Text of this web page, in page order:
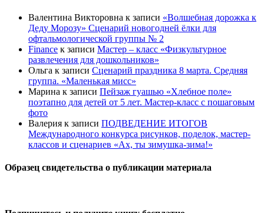
Валентина Викторовна к записи «Волшебная дорожка к
Деду Морозу» Сценарий новогодней ёлки для
офтальмологической группы № 2
Finance к записи Мастер – класс «Физкультурное
развлечения для дошкольников»
Ольга к записи Сценарий праздника 8 марта. Средняя
группа. «Маленькая мисс»
Марина к записи Пейзаж гуашью «Хлебное поле»
поэтапно для детей от 5 лет. Мастер-класс с пошаговым
фото
Валерия к записи ПОДВЕДЕНИЕ ИТОГОВ
Международного конкурса рисунков, поделок, мастер-
классов и сценариев «Ах, ты зимушка-зима!»
Образец свидетельства о публикации материала